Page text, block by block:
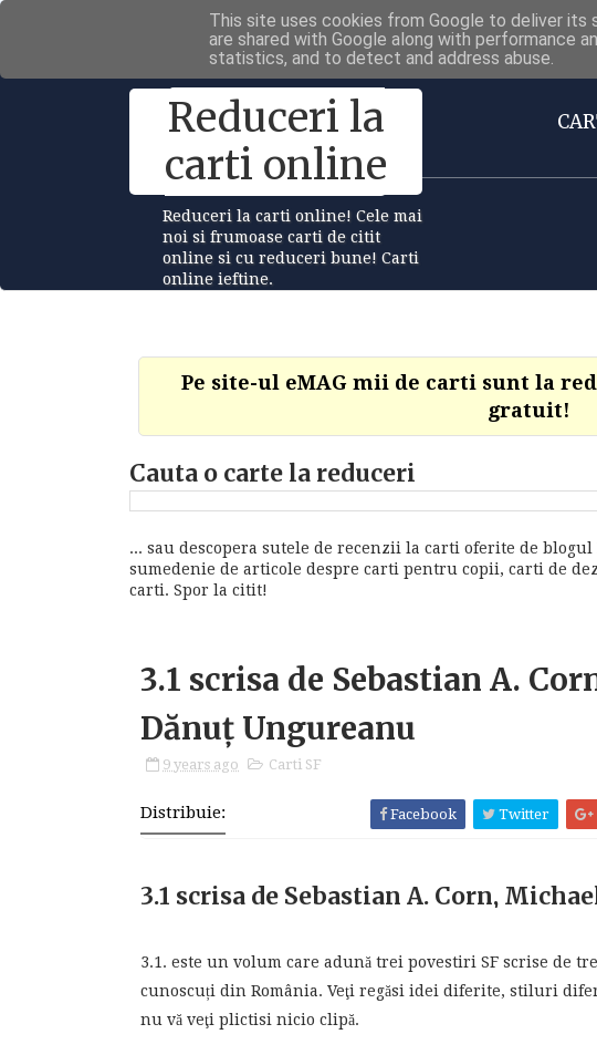
Carti la
Reduceri la
carti online
Reduceri la carti online! Cele mai
noi si frumoase carti de citit
online si cu reduceri bune! Carti
online ieftine.
Pe site-ul eMAG mii de carti sunt la
gratuit!
Cauta o carte la reduceri
... sau descopera sutele de recenzii la carti oferite de
sumedenie de articole despre carti pentru copii, carti de
carti. Spor la citit!
3.1 scrisa de Sebastian A.
Dănuț Ungureanu
9 years ago Carti SF
Distribuie: Facebook Twitter
3.1 scrisa de Sebastian A. Corn,
3.1. este un volum care adună trei povestiri SF scrise de
cunoscuți din România. Veţi regăsi idei diferite, stiluri
nu vă veţi plictisi nicio clipă.
This site uses cookies from Google to deliver its
are shared with Google along with performance
statistics, and to detect and address abuse.